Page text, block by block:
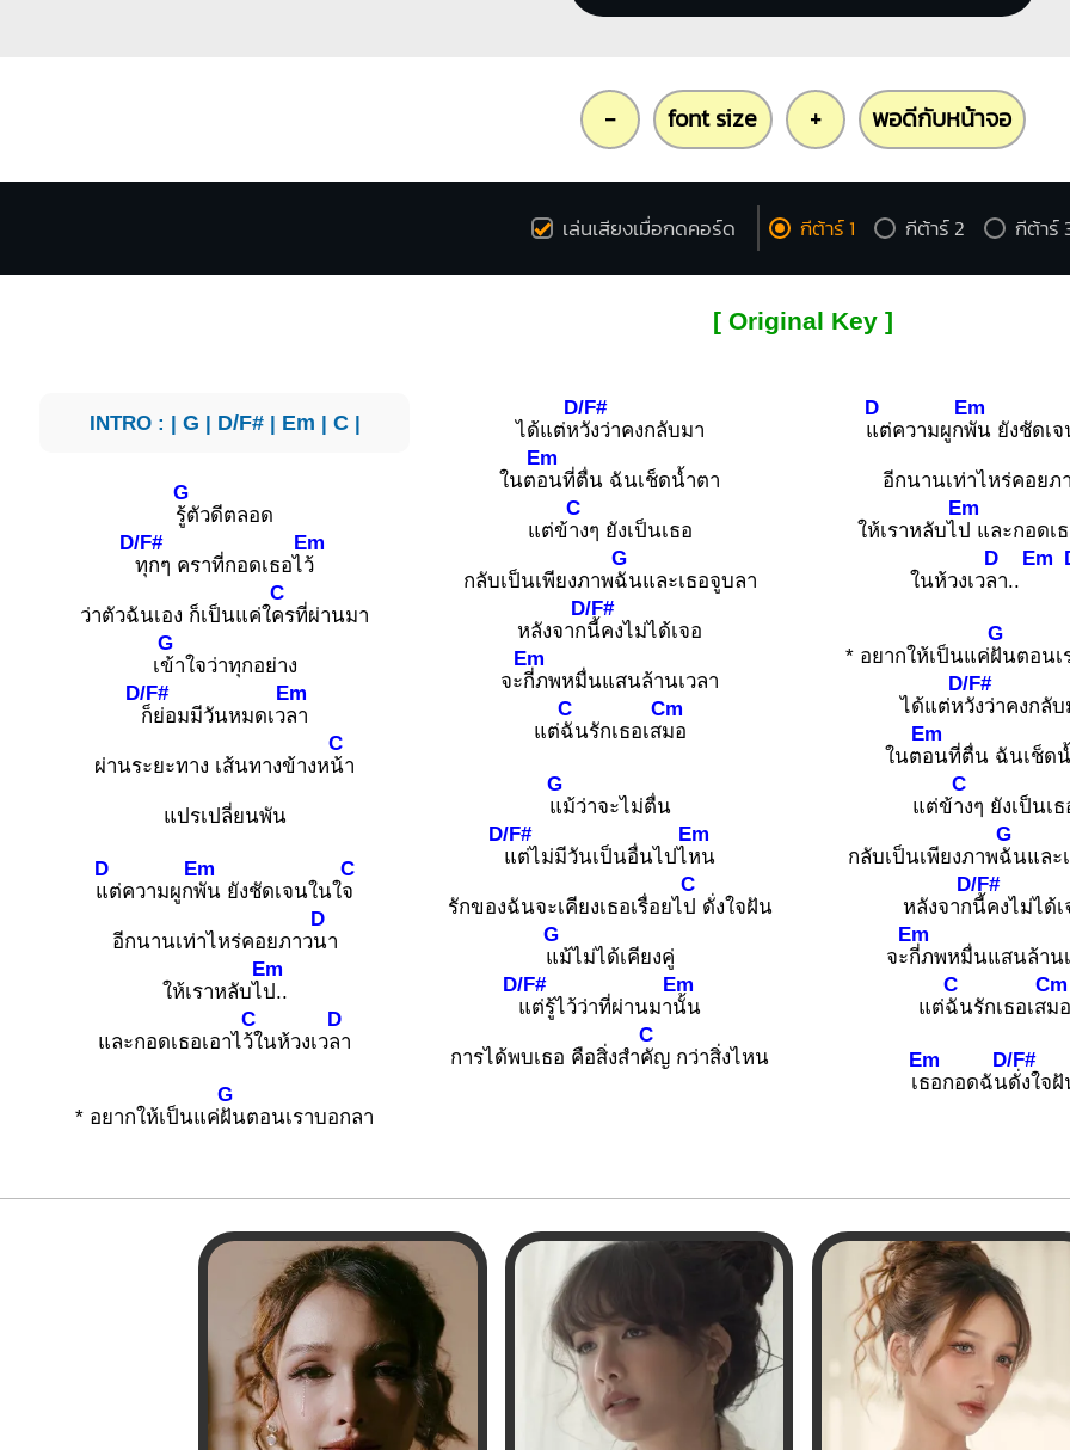
- font size + พอดีกับหน้าจอ
เล่นเสียงเมื่อกดคอร์ด กีต้าร์ 1 กีต้าร์ 2 กีต้าร์
[ Original Key ]
INTRO : | G | D/F#| Em | C|
G
รู้ตัวดีตลอด
D/F#
ทุกๆ คราที่กอดเธอไ
Em
ว้
ว่าตัวฉันเอง ก็เป็นแค่ใ
C
ครที่ผ่านมา
เ
G
ข้าใจว่าทุกอย่าง
D/F#
ก็ย่อมมีวันหมดเว
Em
ลา
ผ่านระยะทาง เส้นทางข้างห
C
น้า
แปรเปลี่ยนพัน
D
แต่ความผูก
Em
พัน ยังชัดเจนในใ
C
จ
อีกนานเท่าไหร่คอยภาว
D
นา
ให้เราหลับไ
Em
ป..
และกอดเธอเอาไ
C
ว้ในห้วงเว
D
ลา
* อยากให้เป็นแค่
G
ฝันตอนเราบอกลา
ได้แต่ห
D/F#
วังว่าคงกลับมา
ในต
Em
อนที่ตื่น ฉันเช็ดน้ำตา
แต่ข้
C
างๆ ยังเป็นเธอ
กลับเป็นเพียงภาพ
G
ฉันและเธอจูบลา
หลังจาก
D/F#
นี้คงไม่ได้เจอ
จะ
Em
กี่ภพหมื่นแสนล้านเวลา
แต่
C
ฉันรักเธอเส
Cm
มอ
G
แม้ว่าจะไม่ตื่น
D/F#
แต่ไม่มีวันเป็นอื่นไปไ
Em
หน
รักของฉันจะเคียงเธอเรื่อยไ
C
ป ดั่งใจฝัน
G
แม้ไม่ได้เคียงคู่
D/F#
แต่รู้ไว้ว่าที่ผ่านมา
Em
นั้น
การได้พบเธอ คือสิ่งสำ
C
คัญ กว่าสิ่งไหน
D
แต่ความผูก
Em
พัน ยังชัดเจ
อีกนานเท่าไหร่คอยภ
ให้เราหลับไ
Em
ป และกอดเ
ในห้วงเว
D
ลา..
Em
* อยากให้เป็นแค่
G
ฝันตอนเ
ได้แต่ห
D/F#
วังว่าคงกลั
ในต
Em
อนที่ตื่น ฉันเช็ด
แต่ข้
C
างๆ ยังเป็นเ
กลับเป็นเพียงภาพ
G
ฉันและ
หลังจาก
D/F#
นี้คงไม่ได้เ
จะ
Em
กี่ภพหมื่นแสนล้าน
แต่
C
ฉันรักเธอเส
Cm
ม
เ
Em
ธอกอดฉัน
D/F#
ดั่งใจ